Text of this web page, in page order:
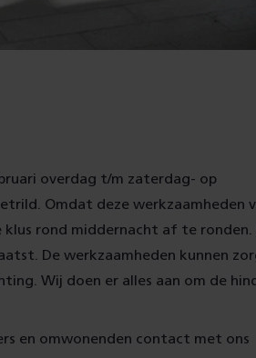
overdag t/m zaterdag- op
Omdat deze werkzaamheden
rond middernacht af te ronden.
De werkzaamheden kunnen
Wij doen er alles aan om de
en omwonenden contact met ons